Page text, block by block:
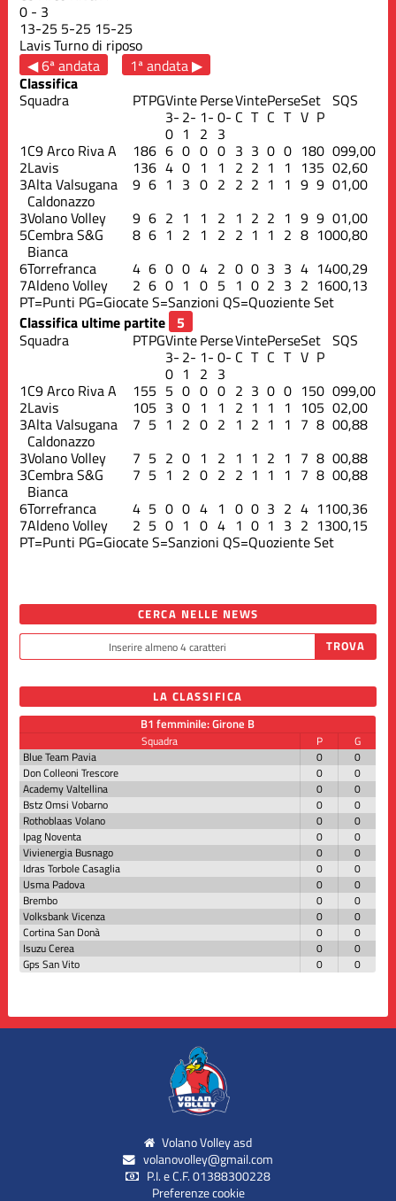
0 - 3
13-25 5-25 15-25
LavisTurno di riposo
◀ 6ª andata
1ª andata ▶
Classifica
Squadra PTPGVintePerseVintePerseSet SQS
3-
0
2-
1
1-
2
0-
3
C T C T V P
1C9 Arco Riva A 186 6 0 0 0 3 3 0 0 180 099,00
2Lavis 136 4 0 1 1 2 2 1 1 135 02,60
3Alta Valsugana
Caldonazzo
9 6 1 3 0 2 2 2 1 1 9 9 01,00
3Volano Volley 9 6 2 1 1 2 1 2 2 1 9 9 01,00
5Cembra S&G
Bianca
8 6 1 2 1 2 2 1 1 2 8 1000,80
6Torrefranca 4 6 0 0 4 2 0 0 3 3 4 1400,29
7Aldeno Volley 2 6 0 1 0 5 1 0 2 3 2 1600,13
PT=Punti PG=GiocateS=Sanzioni QS=Quoziente Set
Classifica ultime partite
Squadra
PTPGVintePerseVintePerseSet SQS
3-
0
2-
1
1-
2
0-
3
C T C T V P
1C9 Arco Riva A 155 5 0 0 0 2 3 0 0 150 099,00
2Lavis 105 3 0 1 1 2 1 1 1 105 02,00
3Alta Valsugana
Caldonazzo
7 5 1 2 0 2 1 2 1 1 7 8 00,88
3Volano Volley 7 5 2 0 1 2 1 1 2 1 7 8 00,88
3Cembra S&G
Bianca
7 5 1 2 0 2 2 1 1 1 7 8 00,88
6Torrefranca 4 5 0 0 4 1 0 0 3 2 4 1100,36
7Aldeno Volley 2 5 0 1 0 4 1 0 1 3 2 1300,15
PT=Punti PG=GiocateS=Sanzioni QS=Quoziente Set
CERCA NELLE NEWS
LA CLASSIFICA
B1 femminile: Girone B
Squadra P
G
Blue Team Pavia
0
0
Don Colleoni Trescore
0
0
Academy Valtellina
0
0
Bstz Omsi Vobarno
0
0
Rothoblaas Volano
0
0
Ipag Noventa
0
0
Vivienergia Busnago
0
0
Idras Torbole Casaglia
0
0
Usma Padova
0
0
Brembo
0
0
Volksbank Vicenza
0
0
Cortina San Donà
0
0
Isuzu Cerea
0
0
Gps San Vito
0 0
Volano Volley asd
volanovolley@gmail.com
P.I. e C.F. 01388300228
Preferenze cookie